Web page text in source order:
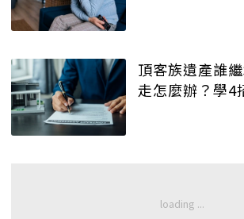
頂客族遺產誰
走怎麼辦？學4